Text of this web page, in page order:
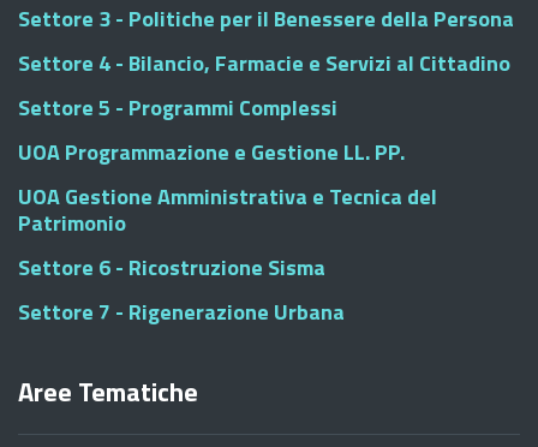
Settore 3 - Politiche per il Benessere della Persona
Settore 4 - Bilancio, Farmacie e Servizi al Cittadino
Settore 5 - Programmi Complessi
UOA Programmazione e Gestione LL. PP.
UOA Gestione Amministrativa e Tecnica del
Patrimonio
Settore 6 - Ricostruzione Sisma
Settore 7 - Rigenerazione Urbana
Aree Tematiche